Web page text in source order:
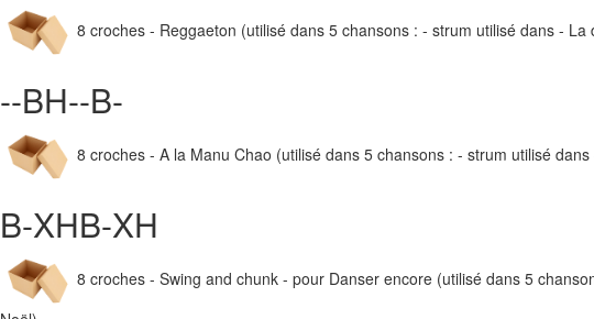
8 croches - Reggaeton (utilisé dans 5 chansons : - strum utilisé dans -
--BH--B-
8 croches - A la Manu Chao (utilisé dans 5 chansons : - strum utilisé
B-XHB-XH
8 croches - Swing and chunk - pour Danser encore (utilisé dans 5